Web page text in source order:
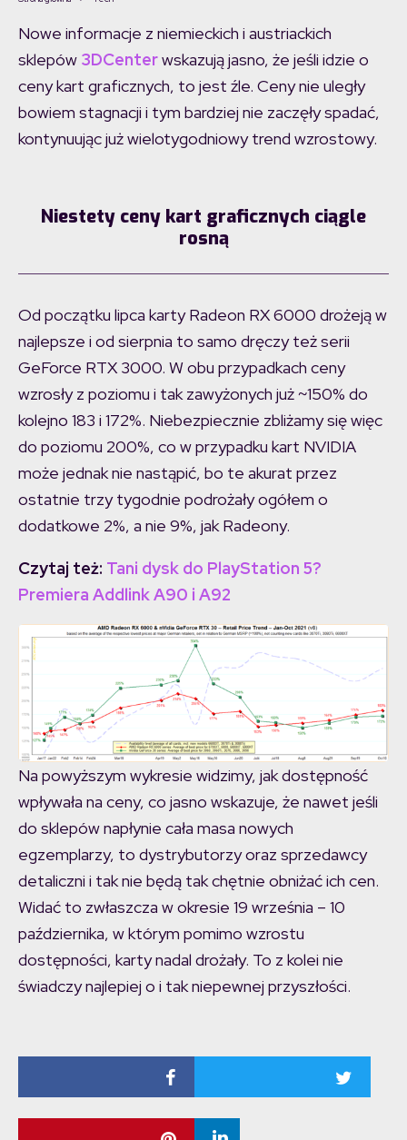
Nowe informacje z niemieckich i austriackich
sklepów 3DCenterwskazują jasno, że jeśli idzie o
ceny kart graficznych, to jest źle. Ceny nie uległy
bowiem stagnacji i tym bardziej nie zaczęły spadać,
kontynuując już wielotygodniowy trend wzrostowy.
Niestety ceny kart graficznych ciągle
rosną
Od początku lipca karty Radeon RX 6000 drożeją w
najlepsze i od sierpnia to samo dręczy też serii
GeForce RTX 3000. W obu przypadkach ceny
wzrosły z poziomu i tak zawyżonych już ~150% do
kolejno 183 i 172%. Niebezpiecznie zbliżamy się więc
do poziomu 200%, co w przypadku kart NVIDIA
może jednak nie nastąpić, bo te akurat przez
ostatnie trzy tygodnie podrożały ogółem o
dodatkowe 2%, a nie 9%, jak Radeony.
Czytaj też: Tani dysk do PlayStation 5?
Premiera Addlink A90 i A92
Na powyższym wykresie widzimy, jak dostępność
wpływała na ceny, co jasno wskazuje, że nawet jeśli
do sklepów napłynie cała masa nowych
egzemplarzy, to dystrybutorzy oraz sprzedawcy
detaliczni i tak nie będą tak chętnie obniżać ich cen.
Widać to zwłaszcza w okresie 19 września – 10
października, w którym pomimo wzrostu
dostępności, karty nadal drożały. To z kolei nie
świadczy najlepiej o i tak niepewnej przyszłości.